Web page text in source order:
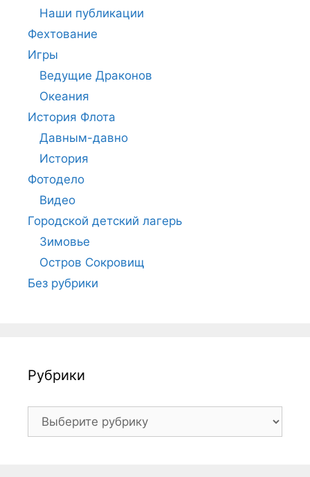
Наши публикации
Фехтование
Игры
Ведущие Драконов
Океания
История Флота
Давным-давно
История
Фотодело
Видео
Городской детский лагерь
Зимовье
Остров Сокровищ
Без рубрики
Рубрики
Рубрики